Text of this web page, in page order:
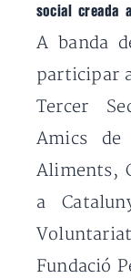
social creada
A banda
participar
Tercer
Amics
Aliments,
a
Fundació